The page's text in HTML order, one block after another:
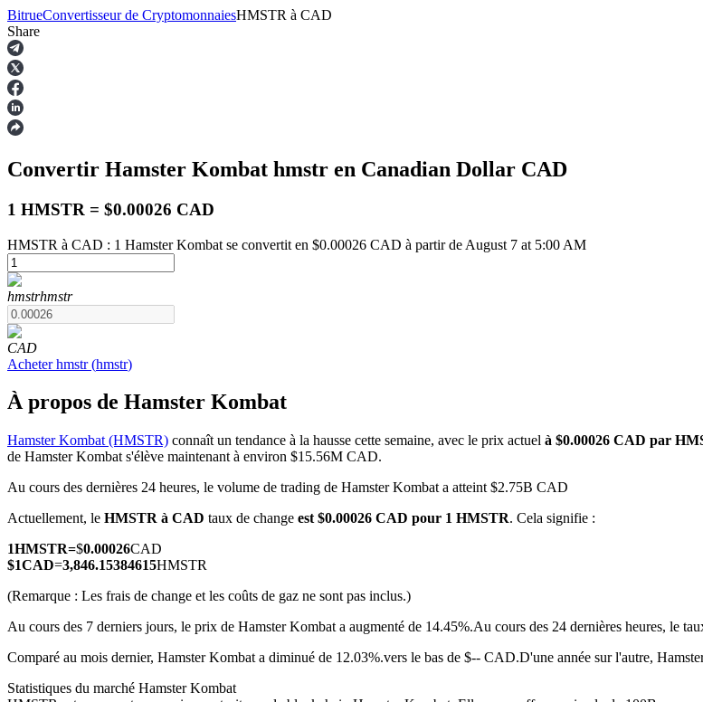
Contrats à terme
Futures USDT
Futures utilisant l'USDT comme garantie
Futures COIN-M
Contrats à terme sur crypto-monnaie
BitrueConvertisseur de CryptomonnaiesHMSTR à CAD
Share
Convertir Hamster Kombat hmstr en Canadian Dollar CAD
1 HMSTR = $0.00026 CAD
HMSTR à CAD : 1 Hamster Kombat se convertit en $0.00026 CAD à partir de August 7 at 5:00 AM
hmstrhmstr
CAD
Acheter hmstr(hmstr)
À propos de Hamster Kombat
Hamster Kombat (HMSTR) connaît un tendance à la hausse cette semaine, avec le prix actuel à $0.00026 CAD par
de Hamster Kombat s'élève maintenant à environ $15.56M CAD.
Au cours des dernières 24 heures, le volume de trading de Hamster Kombat a atteint $2.75B CAD
Actuellement, le HMSTR à CAD taux de change est $0.00026 CAD pour 1 HMSTR. Cela signifie :
1HMSTR=$0.00026CAD
$1CAD=3,846.15384615HMSTR
(Remarque : Les frais de change et les coûts de gaz ne sont pas inclus.)
Au cours des 7 derniers jours, le prix de Hamster Kombat a augmenté de 14.45%.Au cours des 24 dernières heures, le
Comparé au mois dernier, Hamster Kombat a diminué de 12.03%.vers le bas de $-- CAD.D'une année sur l'autre,
Statistiques du marché Hamster Kombat